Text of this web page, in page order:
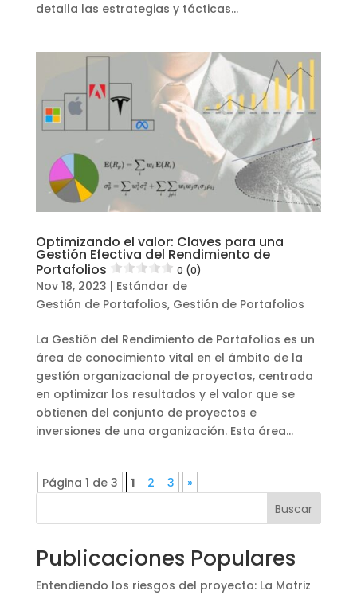
detalla las estrategias y tácticas...
Optimizando el valor: Claves para una
Gestión Efectiva del Rendimiento de
Portafolios
0 (0)
Nov 18, 2023 | Estándar de
Gestión de Portafolios, Gestión de Portafolios
La Gestión del Rendimiento de Portafolios es un
área de conocimiento vital en el ámbito de la
gestión organizacional de proyectos, centrada
en optimizar los resultados y el valor que se
obtienen del conjunto de proyectos e
inversiones de una organización. Esta área...
Página 1 de 3 1 2 3
»
Buscar
Publicaciones Populares
Entendiendo los riesgos del proyecto: La Matriz